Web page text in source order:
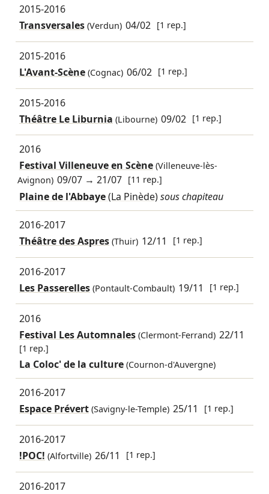
2015-2016
Transversales(Verdun) 04/02 [1 rep.]
2015-2016
L'Avant-Scène(Cognac) 06/02 [1 rep.]
2015-2016
Théâtre Le Liburnia (Libourne) 09/02 [1 rep.]
2016
Festival Villeneuve en Scène(Villeneuve-lès-
Avignon) 09/07 →21/07 [11 rep.]
Plaine de l'Abbaye(La Pinède)sous chapiteau
2016-2017
Théâtre des Aspres(Thuir) 12/11 [1 rep.]
2016-2017
Les Passerelles(Pontault-Combault) 19/11 [1 rep.]
2016
Festival Les Automnales(Clermont-Ferrand) 22/11
[1 rep.]
La Coloc' de la culture (Cournon-d'Auvergne)
2016-2017
Espace Prévert(Savigny-le-Temple) 25/11 [1 rep.]
2016-2017
!POC! (Alfortville) 26/11 [1 rep.]
2016-2017